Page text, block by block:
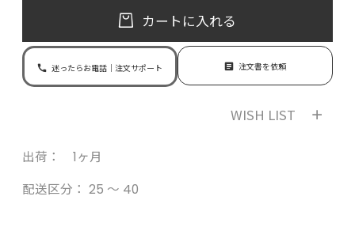
カートに入れる
迷ったらお電話｜注文サポート 注文書を依頼
WISH LIST
出荷： 1ヶ月
配送区分： 25 ～ 40